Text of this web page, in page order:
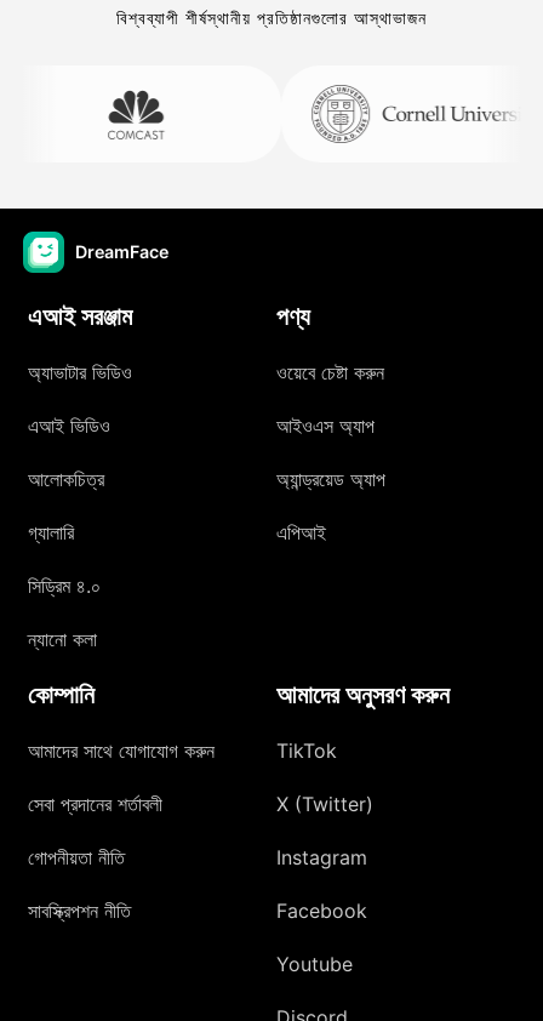
বিশ্বব্যাপী শীর্ষস্থানীয় প্রতিষ্ঠানগুলোর আস্থাভাজন
DreamFace
এআই সরঞ্জাম
অ্যাভাটার ভিডিও
এআই ভিডিও
আলোকচিত্র
গ্যালারি
সিড্রিম ৪.০
ন্যানো কলা
পণ্য
ওয়েবে চেষ্টা করুন
আইওএস অ্যাপ
অ্যান্ড্রয়েড অ্যাপ
এপিআই
কোম্পানি
আমাদের সাথে যোগাযোগ করুন
সেবা প্রদানের শর্তাবলী
গোপনীয়তা নীতি
সাবস্ক্রিপশন নীতি
আমাদের অনুসরণ করুন
TikTok
X (Twitter)
Instagram
Facebook
Youtube